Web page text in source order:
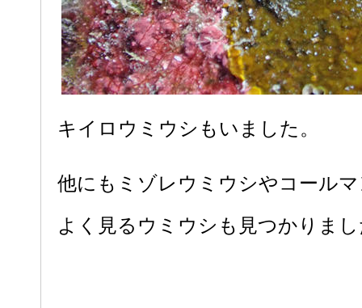
キイロウミウシもいました。
他にもミゾレウミウシやコール
よく見るウミウシも見つかりま